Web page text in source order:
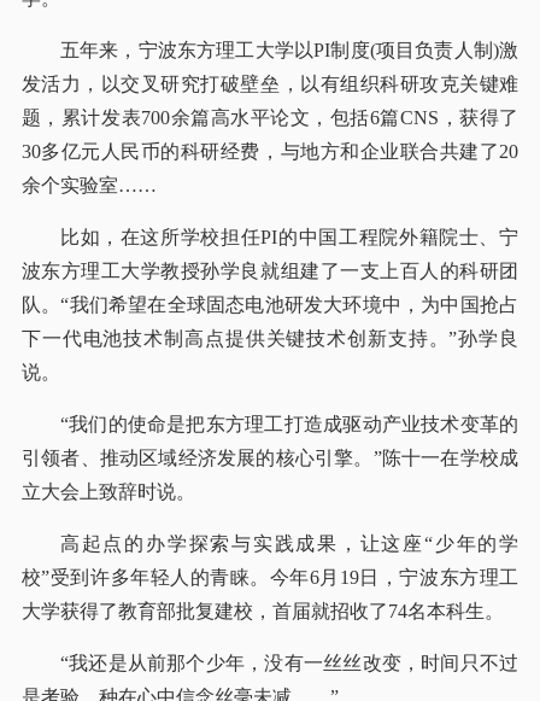
五年来，宁波东方理工大学以PI制度(项目负责人制)激
发活力，以交叉研究打破壁垒，以有组织科研攻克关键难
题，累计发表700余篇高水平论文，包括6篇CNS，获得了
30多亿元人民币的科研经费，与地方和企业联合共建了20
余个实验室……
比如，在这所学校担任PI的中国工程院外籍院士、宁
波东方理工大学教授孙学良就组建了一支上百人的科研团
队。“我们希望在全球固态电池研发大环境中，为中国抢占
下一代电池技术制高点提供关键技术创新支持。”孙学良
说。
“我们的使命是把东方理工打造成驱动产业技术变革的
引领者、推动区域经济发展的核心引擎。”陈十一在学校成
立大会上致辞时说。
高起点的办学探索与实践成果，让这座“少年的学
校”受到许多年轻人的青睐。今年6月19日，宁波东方理工
大学获得了教育部批复建校，首届就招收了74名本科生。
“我还是从前那个少年，没有一丝丝改变，时间只不过